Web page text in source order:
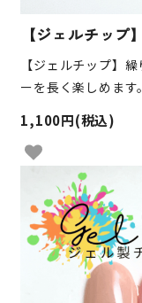
【ジェルチッ
【ジェルチップ】
ーを長く楽しめます。
1,100円(税込)